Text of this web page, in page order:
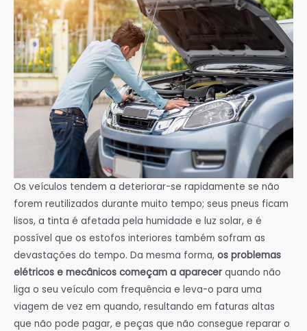
Os veículos tendem a deteriorar-se rapidamente se não
forem reutilizados durante muito tempo; seus pneus ficam
lisos, a tinta é afetada pela humidade e luz solar, e é
possível que os estofos interiores também sofram as
devastações do tempo. Da mesma forma, os problemas
elétricos e mecânicos começam a aparecer quando não
liga o seu veículo com frequência e leva-o para uma
viagem de vez em quando, resultando em faturas altas
que não pode pagar, e peças que não consegue reparar o